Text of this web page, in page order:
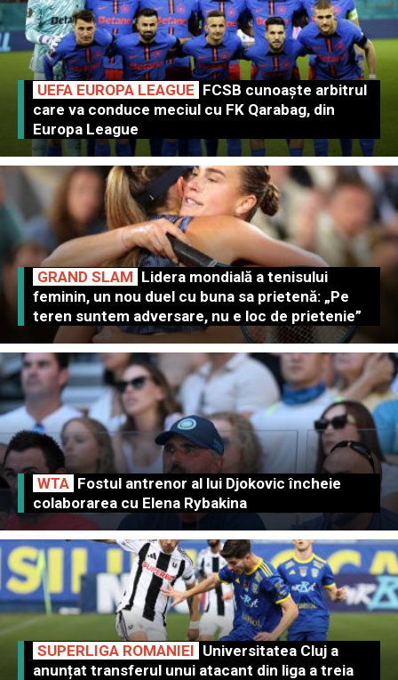
UEFA EUROPA LEAGUE FCSB cunoaște arbitrul
care va conduce meciul cu FK Qarabag, din
Europa League
GRAND SLAM Lidera mondială a tenisului
feminin, un nou duel cu buna sa prietenă: „Pe
teren suntem adversare, nu e loc de prietenie”
WTA Fostul antrenor al lui Djokovic încheie
colaborarea cu Elena Rybakina
SUPERLIGA ROMANIEI Universitatea Cluj a
anunțat transferul unui atacant din liga a treia